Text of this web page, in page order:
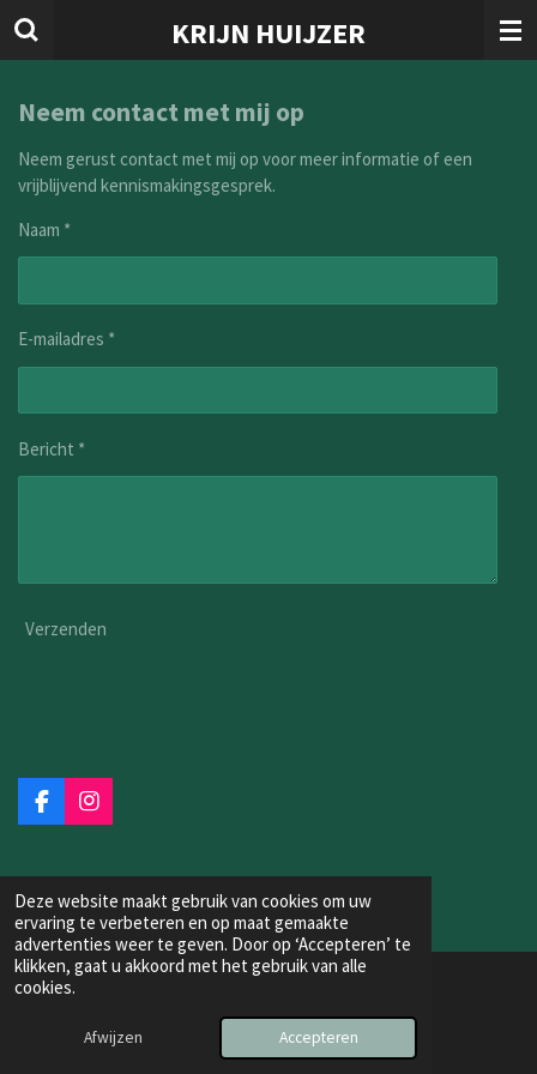
Deze website maakt gebruik van cookies om uw
ervaring te verbeteren en op maat gemaakte
advertenties weer te geven. Door op ‘Accepteren’ te
klikken, gaat u akkoord met het gebruik van alle
cookies.
Afwijzen Accepteren
Ga
de
KRIJN HUIJZER
Neem contact met mij op
Neem gerust contact met mij op voor meer informatie of een
vrijblijvend kennismakingsgesprek.
Naam *
E-mailadres *
Bericht *
Verzenden
F
a
e
b
o
o
k
I
n
t
a
g
r
a
© 2025 - 2026 Krijn Huijzer